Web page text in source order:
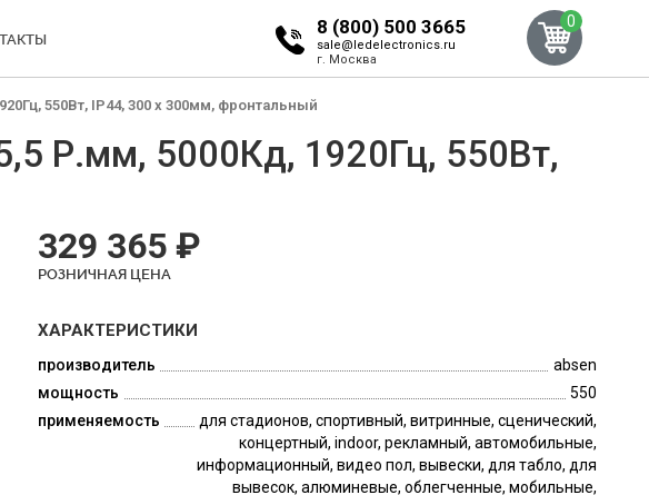
8 (800) 500 3665
sale@ledelectronics.ru
г. Москва
0
550Вт, IP44, 300 x 300мм, фронтальный
Р.мм, 5000Кд, 1920Гц, 550Вт,
329 365 ₽
РОЗНИЧНАЯ ЦЕНА
ХАРАКТЕРИСТИКИ
производитель
absen
мощность
550
применяемость
для стадионов, спортивный, витринные, сценический,
концертный, indoor, рекламный, автомобильные,
информационный, видео пол, вывески, для табло, для
вывесок, алюминевые, облегченные, мобильные,